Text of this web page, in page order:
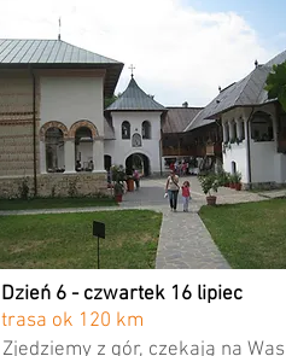
Dzień 6 - czwartek 16 lipiec
trasa ok 120 km
Zjedziemy z gór, czekają na Was